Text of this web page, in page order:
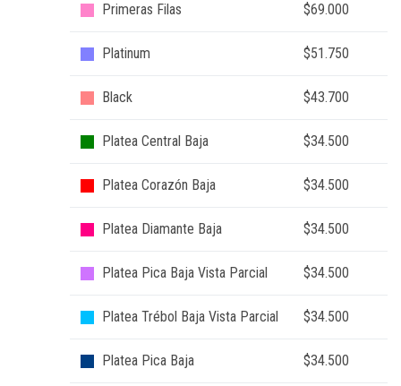
Primeras Filas $69.000
Platinum $51.750
Black $43.700
Platea Central Baja $34.500
Platea Corazón Baja $34.500
Platea Diamante Baja $34.500
Platea Pica Baja Vista Parcial $34.500
Platea Trébol Baja Vista Parcial $34.500
Platea Pica Baja $34.500